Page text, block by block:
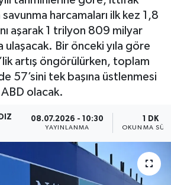
harcamaları ilk kez 1,8
aşarak 1 trilyon 809 milyar
Bir önceki yıla göre
artış öngörülürken, toplam
57’sini tek başına üstlenmesi
olacak.
08.07.2026 - 10:30
YAYINLANMA
1 DK
OKUNMA